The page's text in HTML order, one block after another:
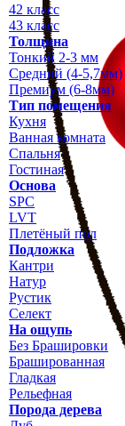
42 класс
43 класс
Толщина
Тонкий 2-3 мм
Средний (4-5,7мм)
Премиум (6-8мм)
Тип помещения
Кухня
Ванная комната
Спальня
Гостиная
Основа
SPC
LVT
Плетёный пол
Подложка
Кантри
Натур
Рустик
Селект
На ощупь
Без Брашировки
Брашированная
Гладкая
Рельефная
Порода дерева